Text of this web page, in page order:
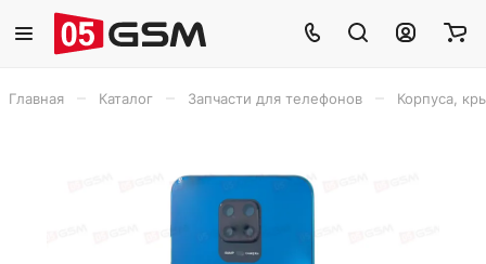
Главная Каталог Запчасти для телефонов Корпуса,